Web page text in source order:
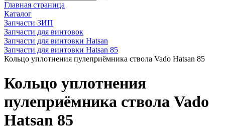
Главная страница
Каталог
Запчасти ЗИП
Запчасти для винтовок
Запчасти для винтовки Hatsan
Запчасти для винтовки Hatsan 85
Кольцо уплотнения пулеприёмника ствола Vado Hatsan 85
Кольцо уплотнения
пулеприёмника ствола Vado
Hatsan 85